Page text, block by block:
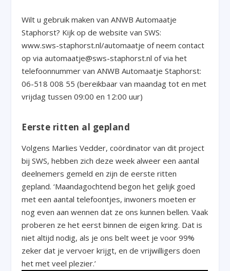
Wilt u gebruik maken van ANWB Automaatje
Staphorst? Kijk op de website van SWS:
www.sws-staphorst.nl/automaatje of neem contact
op via automaatje@sws-staphorst.nl of via het
telefoonnummer van ANWB Automaatje Staphorst:
06-518 008 55 (bereikbaar van maandag tot en met
vrijdag tussen 09:00 en 12:00 uur)
Eerste ritten al gepland
Volgens Marlies Vedder, coördinator van dit project
bij SWS, hebben zich deze week alweer een aantal
deelnemers gemeld en zijn de eerste ritten
gepland. ‘Maandagochtend begon het gelijk goed
met een aantal telefoontjes, inwoners moeten er
nog even aan wennen dat ze ons kunnen bellen. Vaak
proberen ze het eerst binnen de eigen kring. Dat is
niet altijd nodig, als je ons belt weet je voor 99%
zeker dat je vervoer krijgt, en de vrijwilligers doen
het met veel plezier.’